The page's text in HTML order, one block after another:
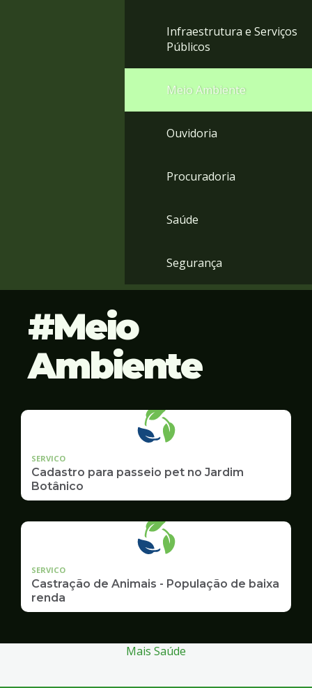
Infraestrutura e Serviços
Públicos
Meio Ambiente
Ouvidoria
Procuradoria
Saúde
Segurança
Meio
Ambiente
SERVICO
Cadastro para passeio pet no Jardim
Botânico
SERVICO
Castração de Animais - População de baixa
renda
Mais Saúde